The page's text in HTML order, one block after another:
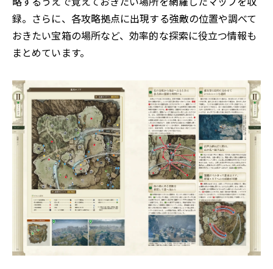
録。さらに、各攻略拠点に出現する強敵の位置や調べて
おきたい宝箱の場所など、効率的な探索に役立つ情報も
まとめています。